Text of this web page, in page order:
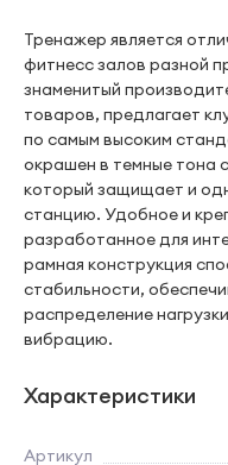
Тренажер является
фитнесс залов разной
знаменитый
товаров, предлагает
по самым высоким
окрашен в темные тона
который защищает и
станцию. Удобное и
разработанное для
рамная конструкция
стабильности,
распределение
вибрацию.
Характеристики
Артикул